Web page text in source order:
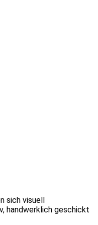
sich visuell
handwerklich geschickt